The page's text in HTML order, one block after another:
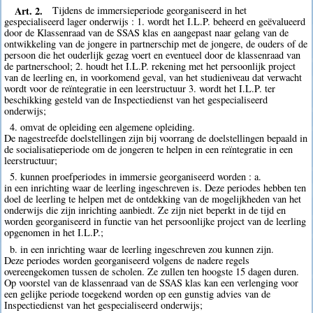
Art. 2.
Tijdens de immersieperiode georganiseerd in het
gespecialiseerd lager onderwijs : 1. wordt het I.L.P. beheerd en geëvalueerd
door de Klassenraad van de SSAS klas en aangepast naar gelang van de
ontwikkeling van de jongere in partnerschip met de jongere, de ouders of de
persoon die het ouderlijk gezag voert en eventueel door de klassenraad van
de partnerschool; 2. houdt het I.L.P. rekening met het persoonlijk project
van de leerling en, in voorkomend geval, van het studieniveau dat verwacht
wordt voor de reïntegratie in een leerstructuur 3. wordt het I.L.P. ter
beschikking gesteld van de Inspectiedienst van het gespecialiseerd
onderwijs;
4. omvat de opleiding een algemene opleiding.
De nagestreefde doelstellingen zijn bij voorrang de doelstellingen bepaald in
de socialisatieperiode om de jongeren te helpen in een reïntegratie in een
leerstructuur;
5. kunnen proefperiodes in immersie georganiseerd worden : a.
in een inrichting waar de leerling ingeschreven is. Deze periodes hebben ten
doel de leerling te helpen met de ontdekking van de mogelijkheden van het
onderwijs die zijn inrichting aanbiedt. Ze zijn niet beperkt in de tijd en
worden georganiseerd in functie van het persoonlijke project van de leerling
opgenomen in het I.L.P.;
b. in een inrichting waar de leerling ingeschreven zou kunnen zijn.
Deze periodes worden georganiseerd volgens de nadere regels
overeengekomen tussen de scholen. Ze zullen ten hoogste 15 dagen duren.
Op voorstel van de klassenraad van de SSAS klas kan een verlenging voor
een gelijke periode toegekend worden op een gunstig advies van de
Inspectiedienst van het gespecialiseerd onderwijs;